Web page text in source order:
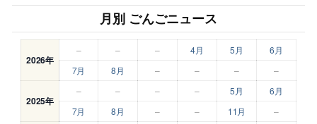
月別 ごんごニュース
2026年
– – – 4月 5月
6月
7月
8月 – – – –
2025年
– – – – 5月
6月
7月
8月 – – 11月 –